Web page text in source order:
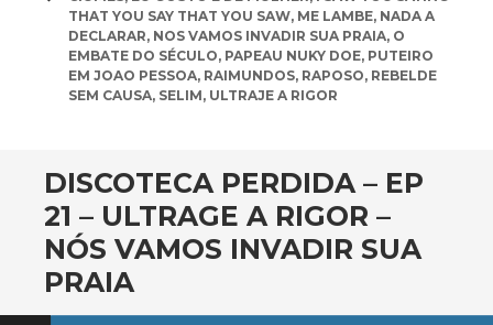
THAT YOU SAY THAT YOU SAW, ME LAMBE, NADA A
DECLARAR, NOS VAMOS INVADIR SUA PRAIA, O
EMBATE DO SÉCULO, PAPEAU NUKY DOE, PUTEIRO
EM JOAO PESSOA, RAIMUNDOS, RAPOSO, REBELDE
SEM CAUSA, SELIM, ULTRAJE A RIGOR
DISCOTECA PERDIDA – EP
21 – ULTRAGE A RIGOR –
NÓS VAMOS INVADIR SUA
PRAIA